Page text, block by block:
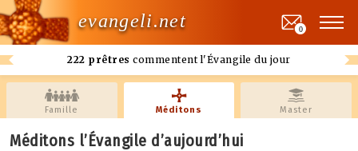
evangeli.net
222 prêtres commentent l'Évangile du jour
0
Famille Méditons Master
Méditons l’Évangile d’aujourd’hui